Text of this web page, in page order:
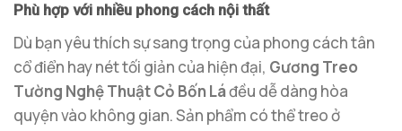
Phù hợp với nhiều phong cách nội thất
Dù bạn yêu thích sự sang trọng của phong cách tân
cổ điển hay nét tối giản của hiện đại, Gương Treo
Tường Nghệ Thuật Cỏ Bốn Láđều dễ dàng hòa
quyện vào không gian. Sản phẩm có thể treo ở